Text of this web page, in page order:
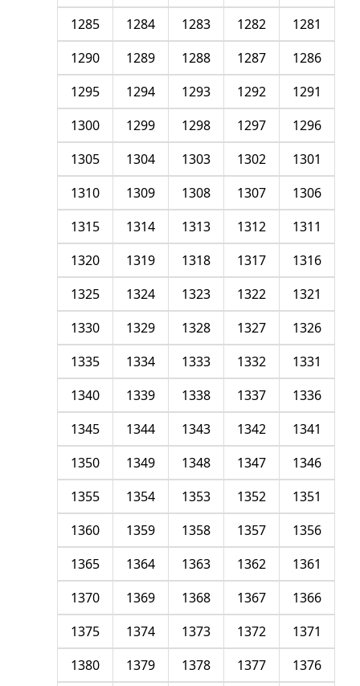
1281
1282
1283
1284
1285
1286
1287
1288
1289
1290
1291
1292
1293
1294
1295
1296
1297
1298
1299
1300
1301
1302
1303
1304
1305
1306
1307
1308
1309
1310
1311
1312
1313
1314
1315
1316
1317
1318
1319
1320
1321
1322
1323
1324
1325
1326
1327
1328
1329
1330
1331
1332
1333
1334
1335
1336
1337
1338
1339
1340
1341
1342
1343
1344
1345
1346
1347
1348
1349
1350
1351
1352
1353
1354
1355
1356
1357
1358
1359
1360
1361
1362
1363
1364
1365
1366
1367
1368
1369
1370
1371
1372
1373
1374
1375
1376
1377
1378
1379
1380